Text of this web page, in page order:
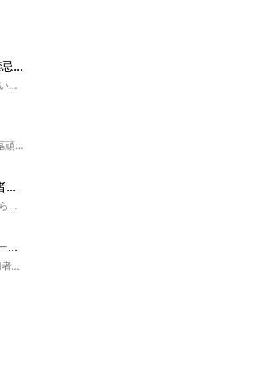
モンストを楽しむオプ！天魔や禁忌など！
みんなでワイワイモンストを楽しんでいるオプです。初心者〜上級者の方まで気楽に入ってください！このオプの人は皆優しいので気軽にどぞ！ 即抜けは成敗、荒らし、暴言❌ 全然今でも会話が活発なので是非入ってくださいな〜 天魔もバリバリやってます！！ アットホームなオプチャです #モンスト #運極 #初心者 #マルチ #天魔 #禁忌 #楽しく #のんびり#マラソン#絆#不可思議#アーキレット#天魔の孤城
ゆったりと(๑´▿`๑)♨ 星墓来た時は星墓頑張ります！ #モンスト #モンスターストライク #マルチ #破界の星墓
モンストを楽しむグループ(初心者大歓迎)
初心者、上級者関係なく仲良く出来たらなと思ってます。 雑談多いですがマルチで運極作り、超究極、黎絶、天魔、星墓まで幅広くやってます。キャラ貸し、手伝いもしてますので呼びかけてみてください。 ここはライブトーク（通話）をよくしていますが関係ない方でも気軽入ってもらって大丈夫です。 沢山の人が喋って楽しくいられる環境を作っていきたいと思ってますので喋る時は自分だけでなく相手の気持ちなども考えて行動お願いします👍
🔰モンスト やさしい マルチグループ ①【モンスターストライク】
お気軽にお越し下さい！ やさしい参加者一同お待ちしております。 #サカモトデイズ コラボを全力でやります。 モンストマルチ用グループとなります。 初心者さんのサポートを行っております。 その他、メダル、神殿専用系列グループがあります。 #呪術廻戦 #フリーレン #チョイスガチャ #マルチガチャ #コイン #遊戯王 #モンスターストライク #モンスト #もんすと #コラボ #こらぼ #運極 #モンストの日 #ガンダム #超究極 #DNA #大規模 #最大 #初心者 #初心者歓迎 #コイン #オラコイン #守護獣 #絆のカケラ #超究極 #マルチ募集 #XFLAG #エックスフラッグ #フラパ #秘海 #秘海の冒険船